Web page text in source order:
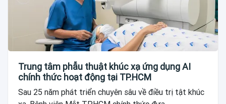
Trung tâm phẫu thuật khúc xạ ứng dụng AI
chính thức hoạt động tại TP.HCM
Sau 25 năm phát triển chuyên sâu về điều trị tật khúc